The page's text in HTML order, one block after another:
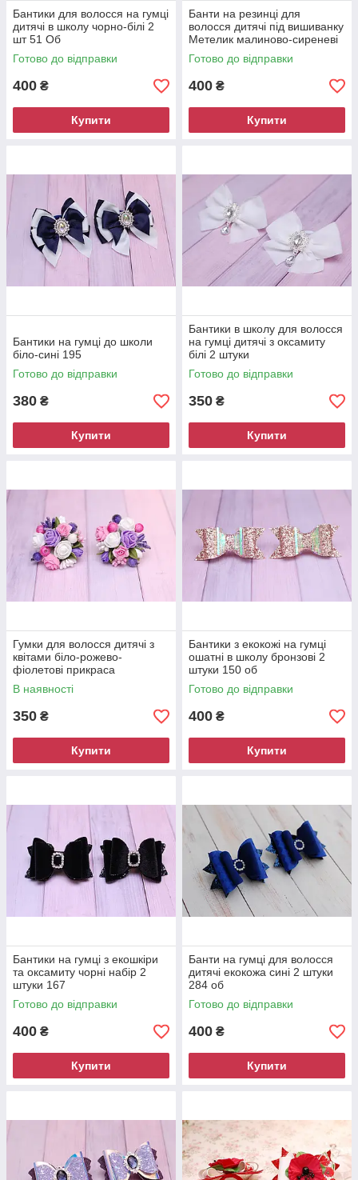
Бантики для волосся на гумці
дитячі в школу чорно-білі 2
шт 51 Об
Готово до відправки
400 ₴
Купити
Банти на резинці для
волосся дитячі під вишиванку
Метелик малиново-сиреневі
2 штуки 25 Об
Готово до відправки
400 ₴
Купити
Бантики на гумці до школи
біло-сині 195
Готово до відправки
380 ₴
Купити
Бантики в школу для волосся
на гумці дитячі з оксамиту
білі 2 штуки
Готово до відправки
350 ₴
Купити
Гумки для волосся дитячі з
квітами біло-рожево-
фіолетові прикраса
подарунок для дівчинки
В наявності
350 ₴
Купити
Бантики з екокожі на гумці
ошатні в школу бронзові 2
штуки 150 об
Готово до відправки
400 ₴
Купити
Бантики на гумці з екошкіри
та оксамиту чорні набір 2
штуки 167
Готово до відправки
400 ₴
Купити
Банти на гумці для волосся
дитячі екокожа сині 2 штуки
284 об
Готово до відправки
400 ₴
Купити